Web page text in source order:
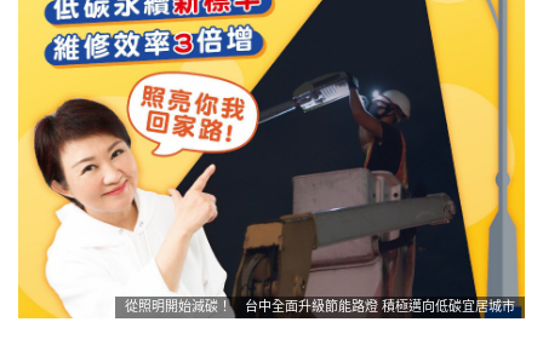
從照明開始減碳！ 台中全面升級節能路燈 積極邁向低碳宜居城市